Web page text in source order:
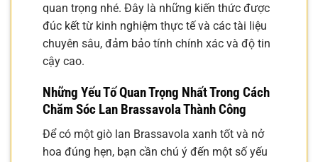
quan trọng nhé. Đây là những kiến thức được
đúc kết từ kinh nghiệm thực tế và các tài liệu
chuyên sâu, đảm bảo tính chính xác và độ tin
cậy cao.
Những Yếu Tố Quan Trọng Nhất Trong Cách
Chăm Sóc Lan Brassavola Thành Công
Để có một giò lan Brassavola xanh tốt và nở
hoa đúng hẹn, bạn cần chú ý đến một số yếu